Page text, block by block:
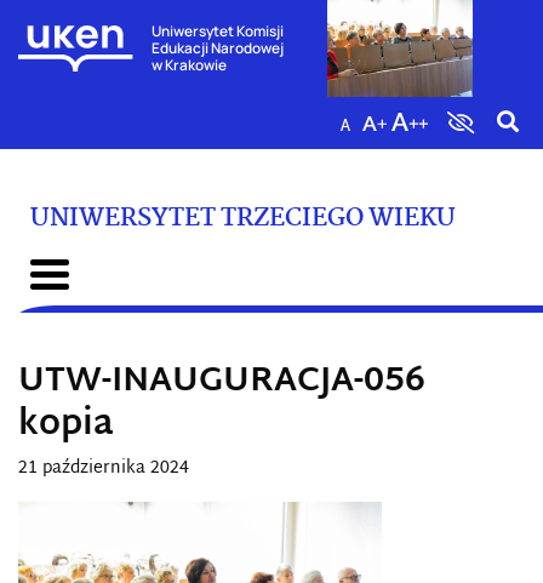
Uniwersytet Komisji
Edukacji Narodowej
w Krakowie
UNIWERSYTET TRZECIEGO WIEKU
UTW-INAUGURACJA-056
kopia
21 października 2024